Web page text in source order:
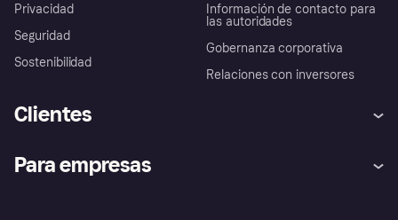
Privacidad
Seguridad
Sostenibilidad
Información de contacto para
las autoridades
Gobernanza corporativa
Relaciones con inversores
Clientes
Inicio de sesión
Para empresas